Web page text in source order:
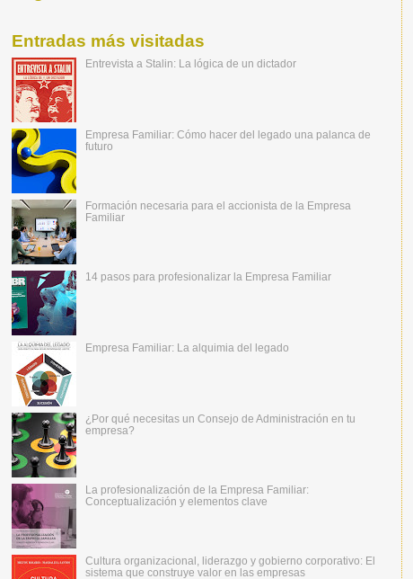
Entradas más visitadas
Entrevista a Stalin: La lógica de un dictador
Empresa Familiar: Cómo hacer del legado una palanca de
futuro
Formación necesaria para el accionista de la Empresa
Familiar
14 pasos para profesionalizar la Empresa Familiar
Empresa Familiar: La alquimia del legado
¿Por qué necesitas un Consejo de Administración en tu
empresa?
La profesionalización de la Empresa Familiar:
Conceptualización y elementos clave
Cultura organizacional, liderazgo y gobierno corporativo: El
sistema que construye valor en las empresas